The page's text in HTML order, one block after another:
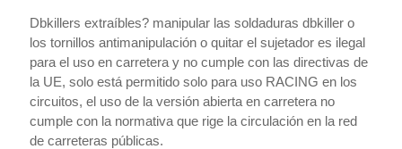
Dbkillers extraíbles? manipular las soldaduras dbkiller o
los tornillos antimanipulación o quitar el sujetador es ilegal
para el uso en carretera y no cumple con las directivas de
la UE, solo está permitido solo para uso RACING en los
circuitos, el uso de la versión abierta en carretera no
cumple con la normativa que rige la circulación en la red
de carreteras públicas.